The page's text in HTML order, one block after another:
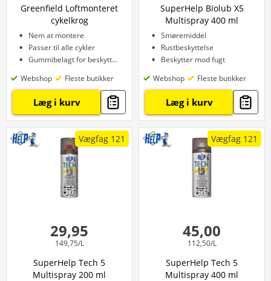
Greenfield Loftmonteret
cykelkrog
Nem at montere
Passer til alle cykler
Gummibelagt for beskyttelse af cykel
Webshop
Fleste butikker
Læg i kurv
SuperHelp Biolub X5
Multispray 400 ml
Smøremiddel
Rustbeskyttelse
Beskytter mod fugt
Webshop
Fleste butikker
Læg i kurv
Vægfag 121
29,95
149,75/L
SuperHelp Tech 5
Multispray 200 ml
Vægfag 121
45,00
112,50/L
SuperHelp Tech 5
Multispray 400 ml